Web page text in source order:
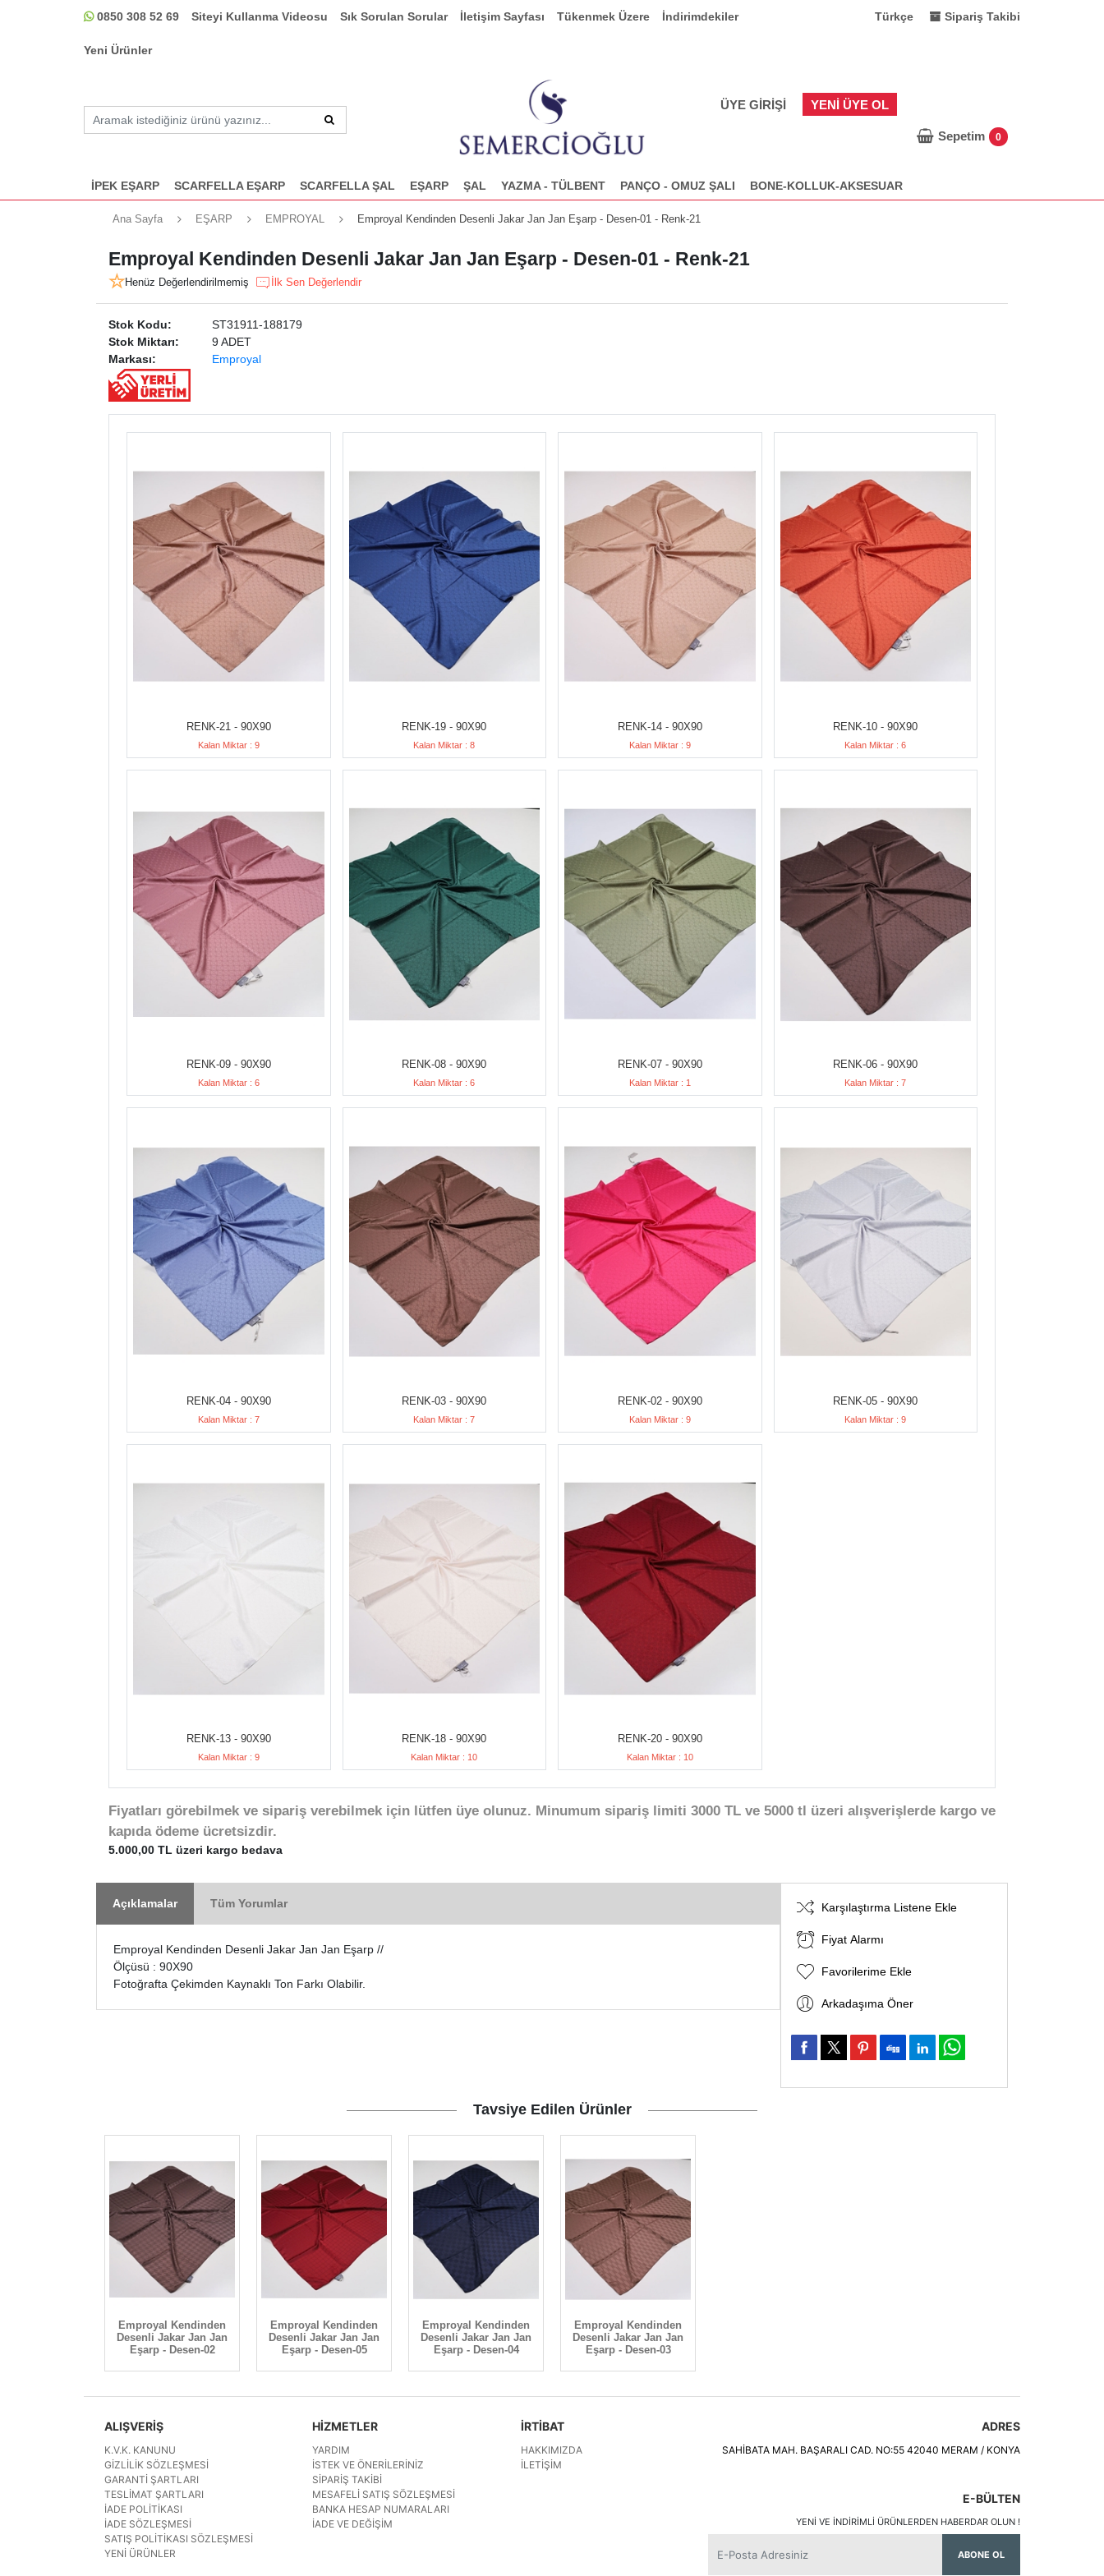
0850 308 52 69 Siteyi Kullanma Videosu Sık Sorulan Sorular İletişim Sayfası Tükenmek Üzere İndirimdekiler
Yeni Ürünler
Sipariş Takibi
Türkçe
ÜYE GIRIŞI YENI ÜYE OL
Sepetim 0
İPEK EŞARP SCARFELLA EŞARP SCARFELLA ŞAL EŞARP ŞAL YAZMA - TÜLBENT PANÇO - OMUZ ŞALI BONE-KOLLUK-AKSESUAR
Ana Sayfa EŞARP EMPROYAL Emproyal Kendinden Desenli Jakar Jan Jan Eşarp - Desen-01 - Renk-21
Emproyal Kendinden Desenli Jakar Jan Jan Eşarp - Desen-01 - Renk-21
Henüz Değerlendirilmemiş İlk Sen Değerlendir
Stok Kodu:
ST31911-188179
Stok Miktarı:
9 ADET
Markası:
Emproyal
RENK-21 - 90X90
Kalan Miktar : 9
RENK-19 - 90X90
Kalan Miktar : 8
RENK-14 - 90X90
Kalan Miktar : 9
RENK-10 - 90X90
Kalan Miktar : 6
RENK-09 - 90X90
Kalan Miktar : 6
RENK-08 - 90X90
Kalan Miktar : 6
RENK-07 - 90X90
Kalan Miktar : 1
RENK-06 - 90X90
Kalan Miktar : 7
RENK-04 - 90X90
Kalan Miktar : 7
RENK-03 - 90X90
Kalan Miktar : 7
RENK-02 - 90X90
Kalan Miktar : 9
RENK-05 - 90X90
Kalan Miktar : 9
RENK-13 - 90X90
Kalan Miktar : 9
RENK-18 - 90X90
Kalan Miktar : 10
RENK-20 - 90X90
Kalan Miktar : 10
Fiyatları görebilmek ve sipariş verebilmek için lütfen üye olunuz. Minumum sipariş limiti 3000 TL ve 5000 tl üzeri alışverişlerde kargo ve
kapıda ödeme ücretsizdir.
5.000,00 TL üzeri kargo bedava
Açıklamalar Tüm Yorumlar
Emproyal Kendinden Desenli Jakar Jan Jan Eşarp //
Ölçüsü : 90X90
Fotoğrafta Çekimden Kaynaklı Ton Farkı Olabilir.
Karşılaştırma Listene Ekle
Fiyat Alarmı
Favorilerime Ekle
Arkadaşıma Öner
Tavsiye Edilen Ürünler
Emproyal Kendinden
Desenli Jakar Jan Jan
Eşarp - Desen-02
Emproyal Kendinden
Desenli Jakar Jan Jan
Eşarp - Desen-05
Emproyal Kendinden
Desenli Jakar Jan Jan
Eşarp - Desen-04
Emproyal Kendinden
Desenli Jakar Jan Jan
Eşarp - Desen-03
ALIŞVERİŞ
K.V.K. KANUNU
GIZLILIK SÖZLEŞMESI
GARANTI ŞARTLARI
TESLIMAT ŞARTLARI
İADE POLITIKASI
İADE SÖZLEŞMESI
SATIŞ POLITIKASI SÖZLEŞMESI
YENI ÜRÜNLER
HİZMETLER
YARDIM
İSTEK VE ÖNERILERINIZ
SIPARIŞ TAKIBI
MESAFELI SATIŞ SÖZLEŞMESI
BANKA HESAP NUMARALARI
İADE VE DEĞIŞIM
İRTİBAT
HAKKIMIZDA
İLETIŞIM
ADRES
SAHİBATA MAH. BAŞARALI CAD. NO:55 42040 MERAM / KONYA
E-BÜLTEN
YENI VE INDIRIMLI ÜRÜNLERDEN HABERDAR OLUN !
ABONE OL